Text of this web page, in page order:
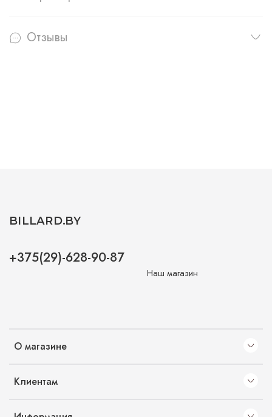
Отзывы
О магазине
Клиентам
BILLARD.BY
+375(29)-628-90-87
Наш магазин